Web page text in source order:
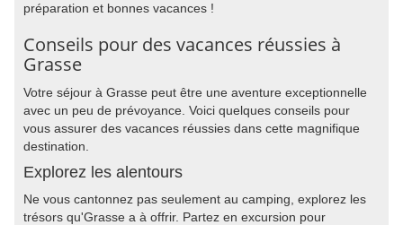
préparation et bonnes vacances !
Conseils pour des vacances réussies à
Grasse
Votre séjour à Grasse peut être une aventure exceptionnelle
avec un peu de prévoyance. Voici quelques conseils pour
vous assurer des vacances réussies dans cette magnifique
destination.
Explorez les alentours
Ne vous cantonnez pas seulement au camping, explorez les
trésors qu'Grasse a à offrir. Partez en excursion pour